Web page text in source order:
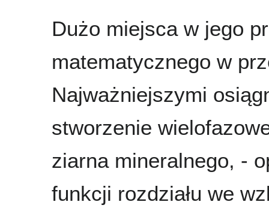
Dużo miejsca w jego
matematycznego w
Najważniejszymi
stworzenie
ziarna mineralnego, -
funkcji rozdziału we